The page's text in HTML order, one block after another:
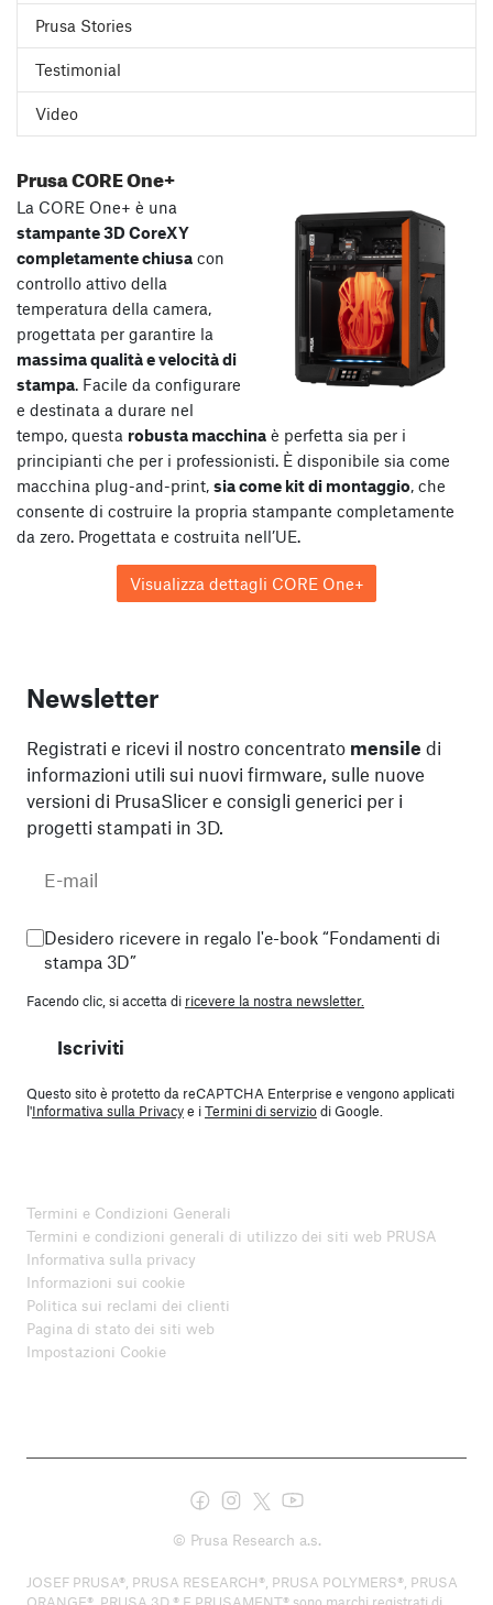
Prusa Stories
Testimonial
Video
Prusa CORE One+
La CORE One+ è una
stampante 3D CoreXY
completamente chiusa con
controllo attivo della
temperatura della camera,
progettata per garantire la
massima qualità e velocità di
stampa. Facile da configurare
e destinata a durare nel
tempo, questa robusta macchina è perfetta sia per i
principianti che per i professionisti. È disponibile sia come
macchina plug-and-print, sia come kit di montaggio, che
consente di costruire la propria stampante completamente
da zero. Progettata e costruita nell’UE.
Visualizza dettagli CORE One+
Newsletter
Registrati e ricevi il nostro concentrato mensile di
informazioni utili sui nuovi firmware, sulle nuove
versioni di PrusaSlicer e consigli generici per i
progetti stampati in 3D.
Desidero ricevere in regalo l'e-book “Fondamenti di
stampa 3D”
Facendo clic, si accetta di ricevere la nostra newsletter.
Iscriviti
Questo sito è protetto da reCAPTCHA Enterprise e vengono applicati
l'Informativa sulla Privacye iTermini di serviziodi Google.
Termini e Condizioni Generali
Termini e condizioni generali di utilizzo dei siti web PRUSA
Informativa sulla privacy
Informazioni sui cookie
Politica sui reclami dei clienti
Pagina di stato dei siti web
Impostazioni Cookie
© Prusa Research a.s.
JOSEF PRUSA®, PRUSA RESEARCH®, PRUSA POLYMERS®, PRUSA
ORANGE®, PRUSA 3D ® E PRUSAMENT® sono marchi registrati di